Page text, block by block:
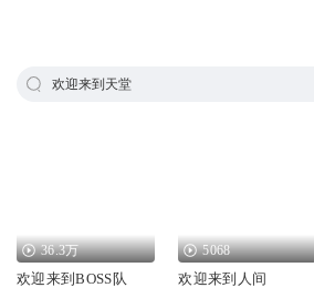
欢迎来到天堂
36.3万
欢迎来到BOSS队
5068
欢迎来到人间